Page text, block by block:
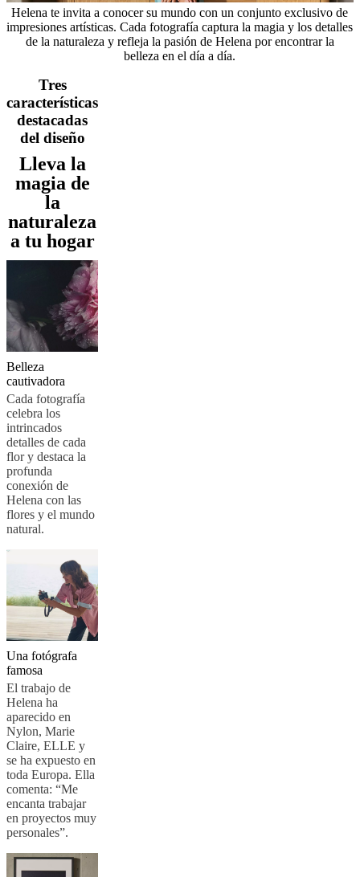
al
aire
libreEspacios
BoConcept
Helena
ChristensenInspiración
cliente
Contacto
del
productoInstrucciones
montajeGarantía
de
decoración
Solicita
muestras
gratis
Buscar
una
tienda Acerca
de
BoConcept
social
corporativaLa
historia Sala
de
prensaArtesanía
y
calidadConoce
a
nuestros
diseñadoresPersonalización
and
accesibilidadHazte
franquiciadoProfessionals
ProgramProjectsArticles
news
Helena te invita a conocer su mundo con un conjunto exclusivo de
impresiones artísticas. Cada fotografía captura la magia y los detalles
de la naturaleza y refleja la pasión de Helena por encontrar la
belleza en el día a día.
Tres
características
destacadas
del diseño
Lleva la
magia de
la
naturaleza
a tu hogar
Belleza
cautivadora
Cada fotografía
celebra los
intrincados
detalles de cada
flor y destaca la
profunda
conexión de
Helena con las
flores y el mundo
natural.
Una fotógrafa
famosa
El trabajo de
Helena ha
aparecido en
Nylon, Marie
Claire, ELLE y
se ha expuesto en
toda Europa. Ella
comenta: “Me
encanta trabajar
en proyectos muy
personales”.